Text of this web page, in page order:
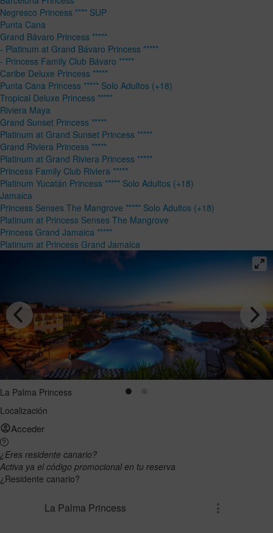
Negresco Princess **** SUP
Punta Cana
Grand Bávaro Princess *****
- Platinum at Grand Bávaro Princess *****
- Princess Family Club Bávaro *****
Caribe Deluxe Princess *****
Punta Cana Princess ***** Solo Adultos (+18)
Tropical Deluxe Princess *****
Riviera Maya
Grand Sunset Princess *****
Platinum at Grand Sunset Princess *****
Grand Riviera Princess *****
Platinum at Grand Riviera Princess *****
Princess Family Club Riviera *****
Platinum Yucatán Princess ***** Solo Adultos (+18)
Jamaica
Princess Senses The Mangrove ***** Solo Adultos (+18)
Platinum at Princess Senses The Mangrove
Princess Grand Jamaica *****
Platinum at Princess Grand Jamaica
La Palma Princess
Localización
Acceder
¿Eres residente canario?
Activa ya el código promocional en tu reserva
¿Residente canario?
La Palma Princess